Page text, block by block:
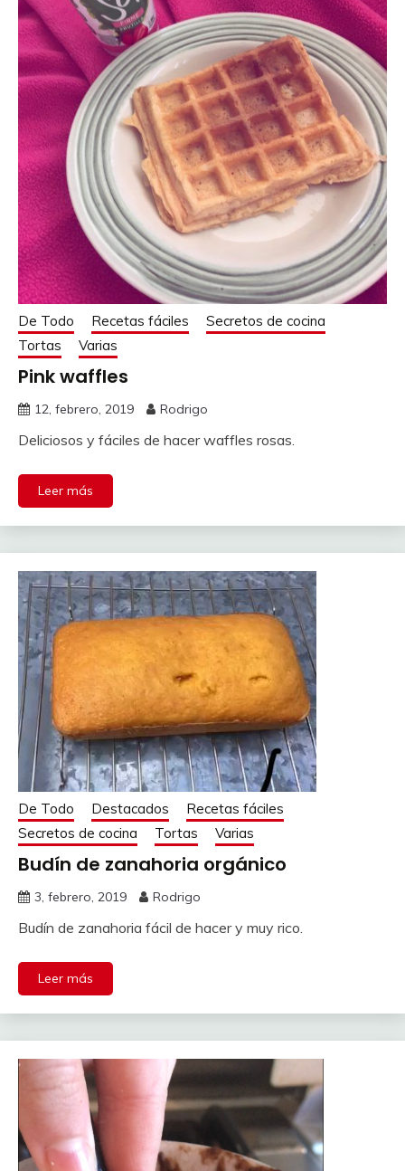
De Todo Recetas fáciles
Secretos de cocina
Tortas
Varias
Pink waffles
12, febrero, 2019 Rodrigo
Deliciosos y fáciles de hacer waffles rosas.
Leer más
De Todo Destacados
Recetas fáciles
Secretos de cocina
Tortas Varias
Budín de zanahoria orgánico
3, febrero, 2019 Rodrigo
Budín de zanahoria fácil de hacer y muy rico.
Leer más